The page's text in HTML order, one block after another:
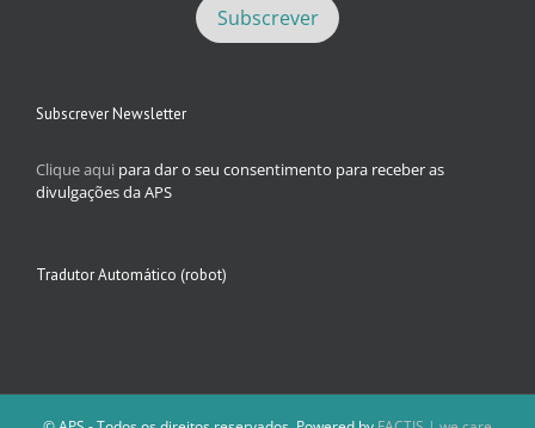
Subscrever Newsletter
Clique aqui para dar o seu consentimento para receber as
divulgações da APS
Tradutor Automático (robot)